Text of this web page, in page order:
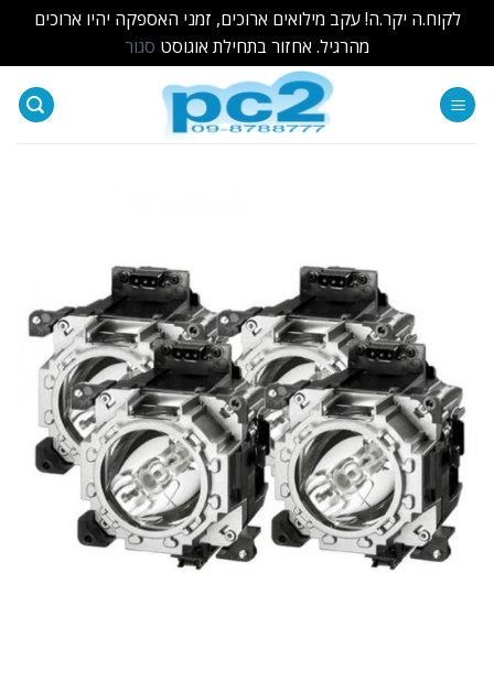
לקוח.ה יקר.ה! עקב מילואים ארוכים, זמני האספקה יהיו ארוכים
מהרגיל. אחזור בתחילת אוגוסט סגור